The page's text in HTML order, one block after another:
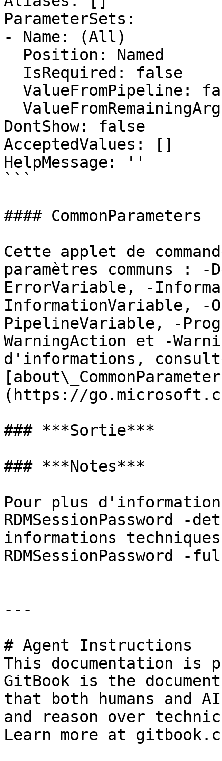
ParameterSets:
- Name: (All)
DontShow: false
AcceptedValues: []
HelpMessage: ''
```
#### CommonParameters
Cette applet de
paramètres communs :
ErrorVariable, -
InformationVariable, -
PipelineVariable, -
WarningAction et -
d'informations,
(https://
### ***Sortie***
### ***Notes***
Pour plus
RDMSessionPassword -
informations
RDMSessionPassword -
---
# Agent Instructions
This documentation is
GitBook is the
that both humans and
and reason over
Learn more at